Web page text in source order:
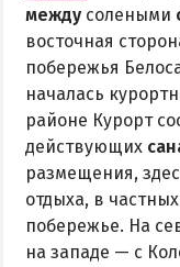
между солеными
восточная
побережья
началась
районе Курорт
действующих
размещения,
отдыха, в частных
побережье. На
на западе — с